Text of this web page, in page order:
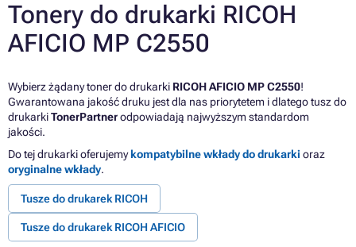
Tonery do drukarki RICOH
AFICIO MP C2550
Wybierz żądany toner do drukarki RICOH AFICIO MP C2550!
Gwarantowana jakość druku jest dla nas priorytetem i dlatego tusz do
drukarkiTonerPartnerodpowiadają najwyższym standardom
jakości.
Do tej drukarki oferujemykompatybilne wkłady do drukarki oraz
oryginalne wkłady.
Tusze do drukarek RICOH
Tusze do drukarek RICOH AFICIO